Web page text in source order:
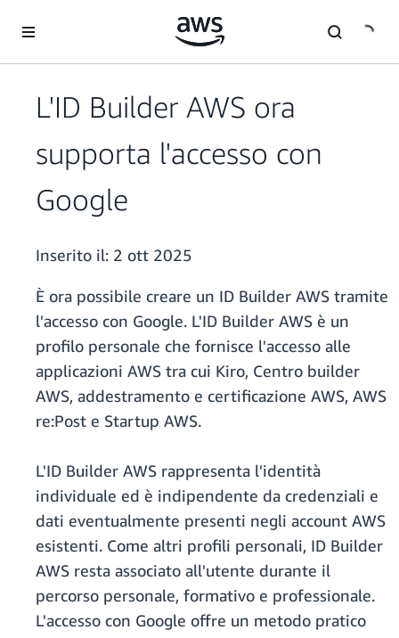
L'ID Builder AWS ora
supporta l'accesso con
Google
Inserito il: 2 ott 2025
È ora possibile creare un ID Builder AWS tramite
l'accesso con Google. L'ID Builder AWS è un
profilo personale che fornisce l'accesso alle
applicazioni AWS tra cui Kiro, Centro builder
AWS, addestramento e certificazione AWS, AWS
re:Post e Startup AWS.
L'ID Builder AWS rappresenta l'identità
individuale ed è indipendente da credenziali e
dati eventualmente presenti negli account AWS
esistenti. Come altri profili personali, ID Builder
AWS resta associato all'utente durante il
percorso personale, formativo e professionale.
L'accesso con Google offre un metodo pratico